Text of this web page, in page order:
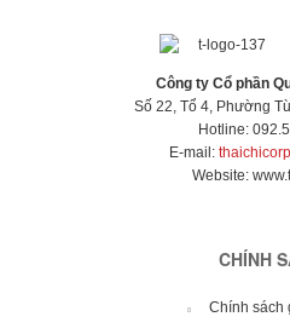
Công ty Cổ phần
Số 22, Tổ 4, Phường
Hotline:
E-mail:
Website:
CHÍNH
Chính sách